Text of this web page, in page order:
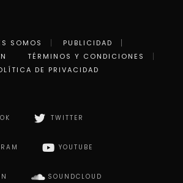
SOMOS
PUBLICIDAD
TÉRMINOS Y CONDICIONES
DE PRIVACIDAD
TWITTER
YOUTUBE
SOUNDCLOUD